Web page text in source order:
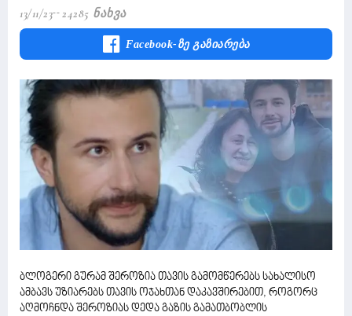
13/11/23 24285 Ნახვა
Facebook-Ზე Გაზიარება
ბლოგერი გურამ შეროზია თავის გამომწერებს სახალისო
ამბავს უზიარებს თავის ოჯახთან დაკავშირებით, როგორც
აღმოჩნდა შეროზიას დედა გაზის გამათბობლის